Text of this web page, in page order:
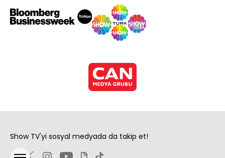
Show TV'yi sosyal medyada da takip et!